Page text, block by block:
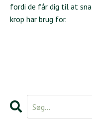
fordi de får dig til at
krop har brug for.